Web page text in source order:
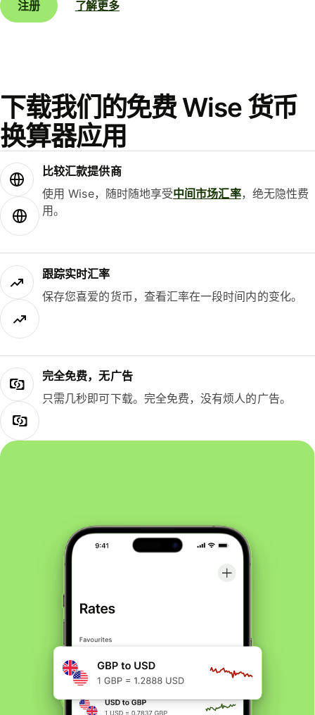
注册 了解更多
下载我们的免费 Wise 货币
换算器应用
比较汇款提供商
使用 Wise，随时随地享受中间市场汇率，绝无隐性费
用。
跟踪实时汇率
保存您喜爱的货币，查看汇率在一段时间内的变化。
完全免费，无广告
只需几秒即可下载。完全免费，没有烦人的广告。